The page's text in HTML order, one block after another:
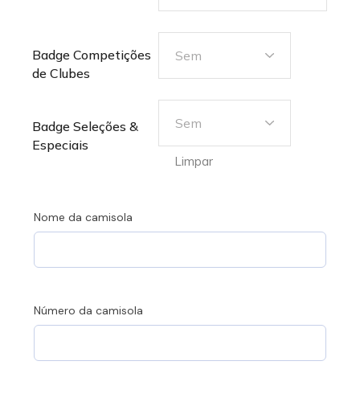
Badge Competições
de Clubes
Sem
Badge Seleções &
Especiais
Sem
Limpar
Nome da camisola
Número da camisola